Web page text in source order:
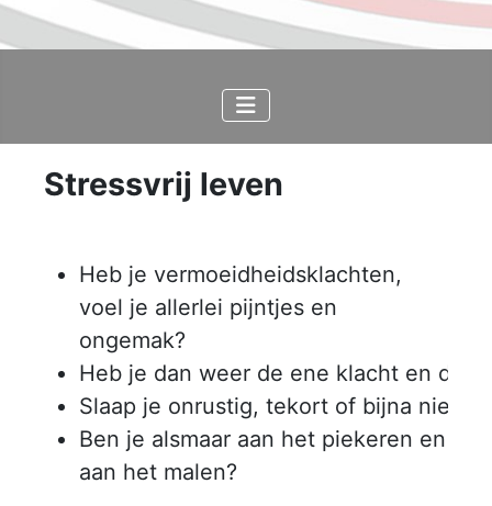
Stressvrij leven
Heb je vermoeidheidsklachten,
voel je allerlei pijntjes en
ongemak?
Heb je dan weer de ene klacht en dan
Slaap je onrustig, tekort of bijna niet?
Ben je alsmaar aan het piekeren en
aan het malen?